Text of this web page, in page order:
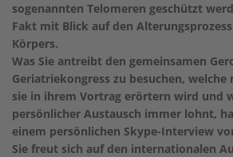
sogenannten Telomeren geschützt
Fakt mit Blick auf den
Körpers.
Was Sie antreibt den gemeinsamen
Geriatriekongress zu besuchen, welche
sie in ihrem Vortrag erörtern wird und
persönlicher Austausch immer lohnt,
einem persönlichen Skype-Interview
Sie freut sich auf den internationalen